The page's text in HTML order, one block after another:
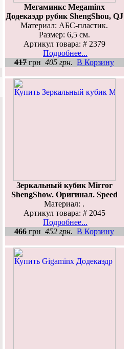
Мегаминкс Megaminx
Додекаэдр рубик ShengShou, QJ
Материал: АБС-пластик.
Размер: 6,5 см.
Артикул товара: # 2379
Подробнее...
417 грн 405 грн. В Корзину
Зеркальный кубик Mirror
ShengShow. Оригинал. Speed
Материал: .
Артикул товара: # 2045
Подробнее...
466 грн 452 грн. В Корзину